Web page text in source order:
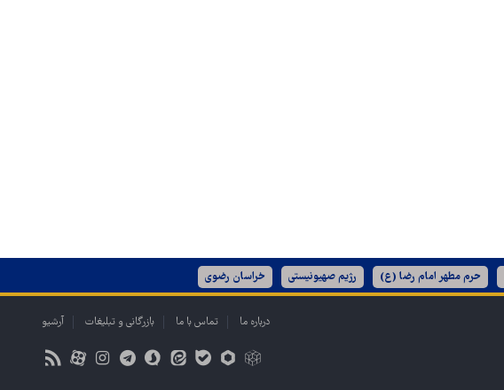
حرم مطهر امام رضا (ع) رژیم صهیونیستی خراسان رضوی
درباره ما تماس با ما بازرگانی و تبلیغات آرشیو